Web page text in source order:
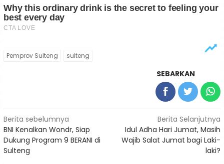
Pemprov Sulteng sulteng
SEBARKAN
Navigasi
pos
Berita sebelumnya
BNI Kenalkan Wondr, Siap
Dukung Program 9 BERANI di
Sulteng
Berita Selanjutnya
Idul Adha Hari Jumat, Masih
Wajib Salat Jumat bagi Laki-
laki?